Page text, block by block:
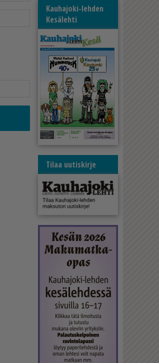
Kauhajoki-lehden
Kesälehti
Tilaa uutiskirje